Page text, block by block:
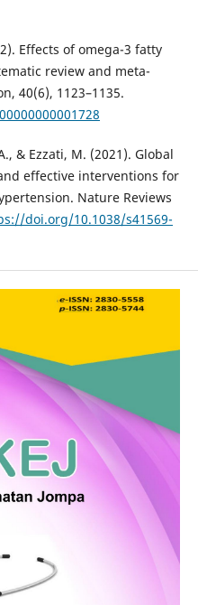
Effects of omega-3 fatty
review and meta-
40(6), 1123–1135.
& Ezzati, M. (2021). Global
effective interventions for
Nature Reviews
doi.org/10.1038/s41569-